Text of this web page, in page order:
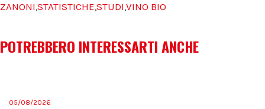
ZANONI,STATISTICHE,STUDI,VINO BIO
POTREBBERO INTERESSARTI ANCHE
05/08/2026